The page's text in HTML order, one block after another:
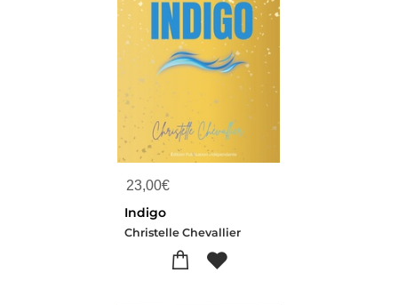
23,00€
Indigo
Christelle Chevallier